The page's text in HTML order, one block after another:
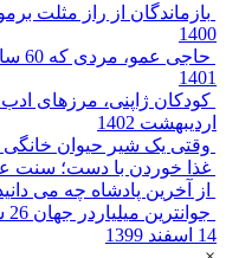
بازماندگان از راز مثلت
1400
حاجی عمو، مردی که 60 سال حمام نرفته بود!
1401
کودکان ژاپنی، مرز‌‌های ادب
اردیبهشت 1402
وقتی یک شیر حیوان
غذا خوردن با دست؛ سنت
از آخرین پادشاه چه می
جوانترین میلیاردر جهان 26 سال سن و 46 هزار هتل دارد!
14 اسفند 1399